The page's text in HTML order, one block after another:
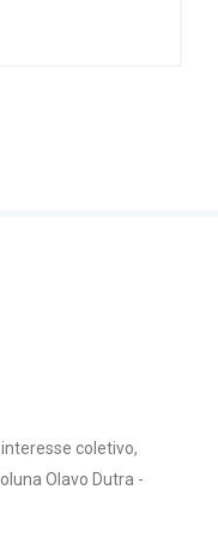
coletivo,
Olavo Dutra -